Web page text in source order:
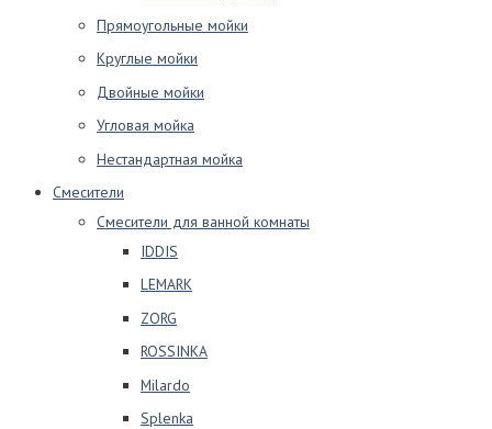
Прямоугольные мойки
Круглые мойки
Двойные мойки
Угловая мойка
Нестандартная мойка
Смесители
Смесители для ванной комнаты
IDDIS
LEMARK
ZORG
ROSSINKA
Milardo
Splenka